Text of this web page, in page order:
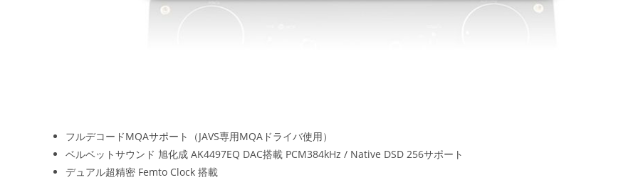
フルデコードMQAサポート（JAVS専用MQAドライバ使用）
ベルベットサウンド 旭化成 AK4497EQ DAC搭載 PCM384kHz / Native DSD 256サポート
デュアル超精密 Femto Clock 搭載